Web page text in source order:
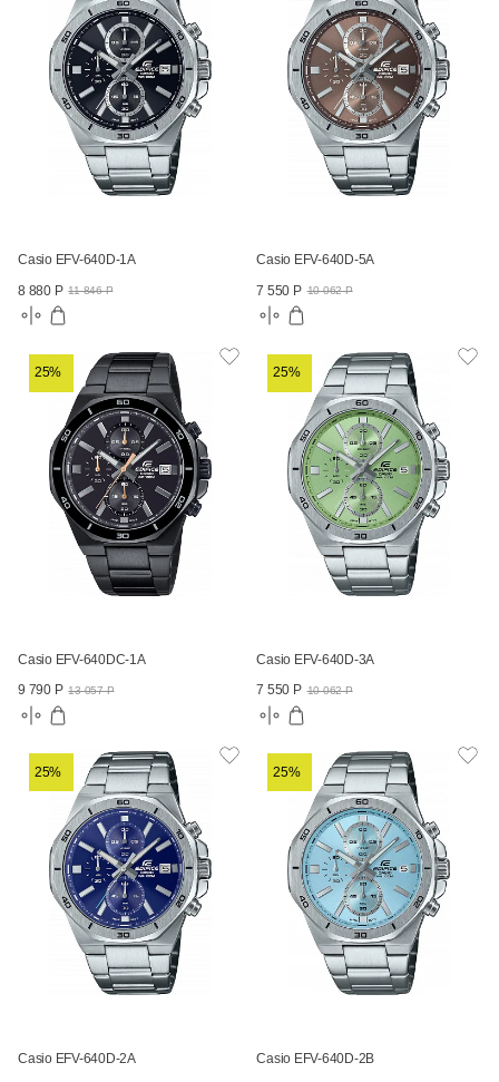
Casio EFV-640D-1A
8 880 Р 11 846 Р
Casio EFV-640D-5A
7 550 Р 10 062 Р
25%
Casio EFV-640DC-1A
9 790 Р 13 057 Р
25%
Casio EFV-640D-3A
7 550 Р 10 062 Р
25%
Casio EFV-640D-2A
25%
Casio EFV-640D-2B